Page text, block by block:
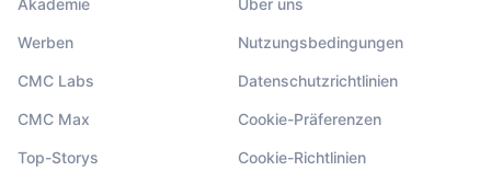
Akademie
Werben
CMC Labs
CMC Max
Top-Storys
Über uns
Nutzungsbedingungen
Datenschutzrichtlinien
Cookie-Präferenzen
Cookie-Richtlinien